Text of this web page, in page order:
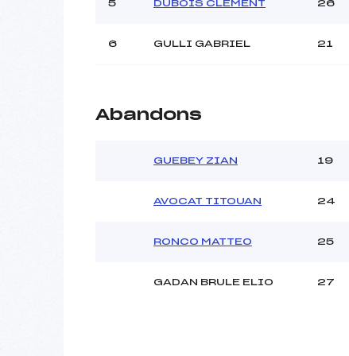
5 DUBOIS CLEMENT 26
6 GULLI GABRIEL 21
Abandons
GUEBEY ZIAN 19
AVOCAT TITOUAN 24
RONCO MATTEO 25
GADAN BRULE ELIO 27